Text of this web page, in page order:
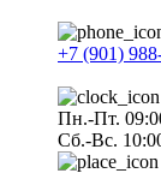
+7 (901)
Пн.-Пт.
Сб.-Вс.